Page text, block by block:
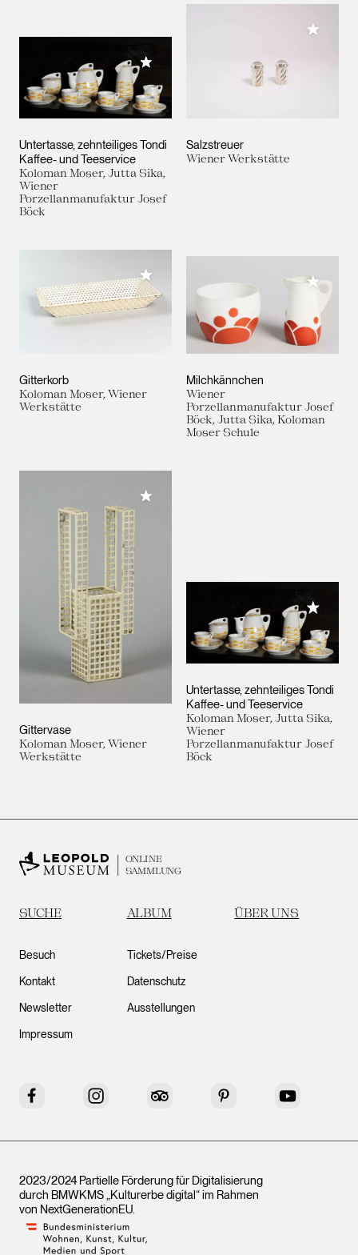
Untertasse, zehnteiliges Tondi
Kaffee- und Teeservice
Koloman Moser, Jutta Sika,
Wiener
Porzellanmanufaktur Josef
Böck
Meiner Sammlung hinzufügen
Salzstreuer
Wiener Werkstätte
Meiner
Gitterkorb
Koloman Moser, Wiener
Werkstätte
Meiner Sammlung hinzufügen
Milchkännchen
Wiener
Porzellanmanufaktur Josef
Böck, Jutta Sika, Koloman
Moser Schule
Meiner
Gittervase
Koloman Moser, Wiener
Werkstätte
Meiner Sammlung hinzufügen
Untertasse, zehnteiliges Tondi
Kaffee- und Teeservice
Koloman Moser, Jutta Sika,
Wiener
Porzellanmanufaktur Josef
Böck
Meiner
ONLINE
SAMMLUNG
SUCHE ALBUM ÜBER UNS
Besuch
Kontakt
Newsletter
Impressum
Tickets/Preise
Datenschutz
Ausstellungen
Facebook Instagram Tripadvisor Pinterest YouTube
2023/2024 Partielle Förderung für Digitalisierung
durch BMWKMS „Kulturerbe digital“ im Rahmen
von NextGenerationEU.